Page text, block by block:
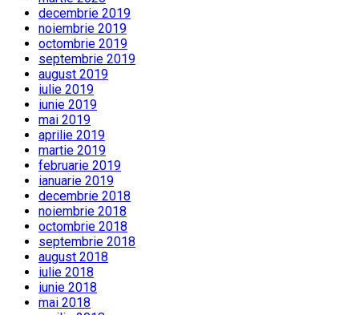
decembrie 2019
noiembrie 2019
octombrie 2019
septembrie 2019
august 2019
iulie 2019
iunie 2019
mai 2019
aprilie 2019
martie 2019
februarie 2019
ianuarie 2019
decembrie 2018
noiembrie 2018
octombrie 2018
septembrie 2018
august 2018
iulie 2018
iunie 2018
mai 2018